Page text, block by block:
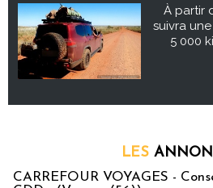
À partir
suivra
5 000
LES
CARREFOUR VOYAGES -